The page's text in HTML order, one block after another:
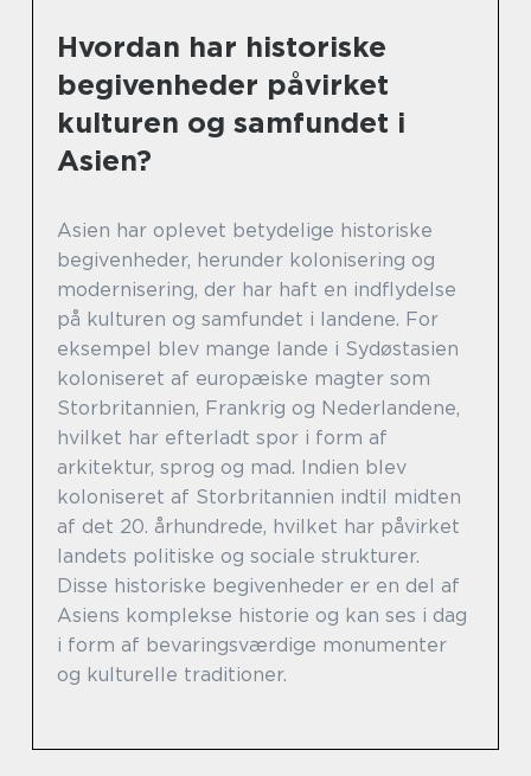
Hvordan har historiske
begivenheder påvirket
kulturen og samfundet i
Asien?
Asien har oplevet betydelige historiske
begivenheder, herunder kolonisering og
modernisering, der har haft en indflydelse
på kulturen og samfundet i landene. For
eksempel blev mange lande i Sydøstasien
koloniseret af europæiske magter som
Storbritannien, Frankrig og Nederlandene,
hvilket har efterladt spor i form af
arkitektur, sprog og mad. Indien blev
koloniseret af Storbritannien indtil midten
af det 20. århundrede, hvilket har påvirket
landets politiske og sociale strukturer.
Disse historiske begivenheder er en del af
Asiens komplekse historie og kan ses i dag
i form af bevaringsværdige monumenter
og kulturelle traditioner.